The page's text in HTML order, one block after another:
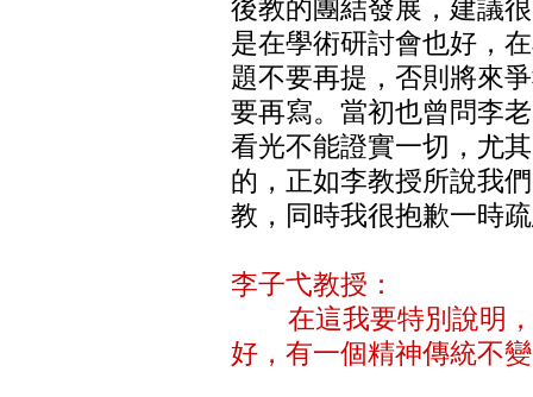
後教的團結發展，建議
是在學術研討會也好，
題不要再提，否則將來
要再寫。當初也曾問李
看光不能證實一切，尤
的，正如李教授所說我
教，同時我很抱歉一時
李子弋教授：
在這我要特別說明，
好，有一個精神傳統不